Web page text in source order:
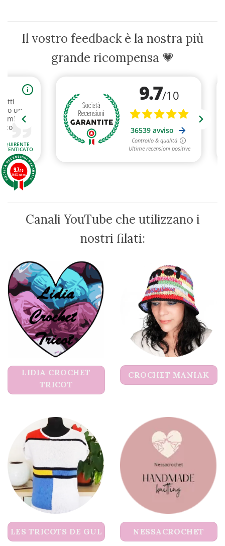
Il vostro feedback è la nostra più
grande ricompensa 💗
Canali YouTube che utilizzano i
nostri filati:
LIDIA CROCHET
TRICOT
CROCHET MANIAK
LES TRICOTS DE GUL NESSACROCHET
9.7/10
36603 ratings